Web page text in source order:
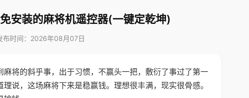
安装的麻将机遥控器(一键定乾坤)
布时间：2026年08月07日
将的斜乎事，出于习惯，不赢头一把，敷衍了事过了第一
说，这场麻将下来是稳赢钱。理想很丰满，现实很骨感。